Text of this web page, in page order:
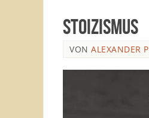
Stoizismus
VON ALEXANDER